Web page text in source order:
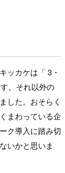
ッカケは「 3・
。それ以外の
した。おそらく
まわっている企
ク導入に踏み切
いかと思いま